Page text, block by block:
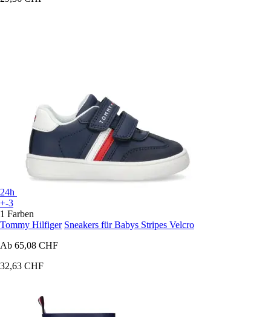
24h
+-3
1 Farben
Tommy Hilfiger Sneakers für Babys Stripes Velcro
Ab 65,08 CHF
32,63 CHF